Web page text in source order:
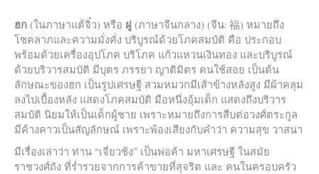
ฮก (ในภาษาแต้จิ๋ว) หรือ ฝู (ภาษาจีนกลาง) (จีน: 福) หมายถึง
โชคลาภและความมั่งคั่ง บริบูรณ์ด้วยโภคสมบัติ คือ ประกอบ
พร้อมด้วยเครื่องอุปโภค บริโภค แก้วแหวนเงินทอง และบริบูรณ์
ด้วยบริวารสมบัติ มีบุตร ภรรยา ญาติมิตร คนใช้สอย เป็นต้น
ลักษณะของฮก เป็นรูปเศรษฐี สวมหมวกมีเส้าข้างหลังสูง มีผ้าคลุม
ลงไปเบื้องหลัง แสดงโภคสมบัติ มือหนึ่งอุ้มเด็ก แสดงถึงบริวาร
สมบัติ นิยมให้เป็นเด็กผู้ชาย เพราะหมายถึงการสืบต่อวงศ์ตระกูล
มีค้างคาวเป็นสัญลักษณ์ เพราะพ้องเสียงกับคำว่า ความสุข วาสนา
มีเรื่องเล่าว่า ท่าน “เจี่ยวช้ง” เป็นพ่อค้า มหาเศรษฐี ในสมัย
ราชวงศ์ถัง ที่ร่ำรวยจากการค้าขายที่สุจริต และ คนในครอบครัว